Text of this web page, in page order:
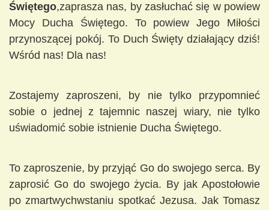
Świętego,zaprasza nas, by zasłuchać się w powiew
Mocy Ducha Świętego. To powiew Jego Miłości
przynoszącej pokój. To Duch Święty działający dziś!
Wśród nas! Dla nas!
Zostajemy zaproszeni, by nie tylko przypomnieć
sobie o jednej z tajemnic naszej wiary, nie tylko
uświadomić sobie istnienie Ducha Świętego.
To zaproszenie, by przyjąć Go do swojego serca. By
zaprosić Go do swojego życia. By jak Apostołowie
po zmartwychwstaniu spotkać Jezusa. Jak Tomasz